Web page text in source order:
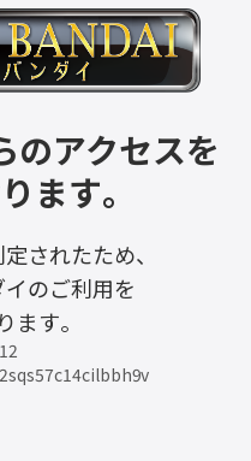
のアクセスを
ます。
されたため、
のご利用を
ます。